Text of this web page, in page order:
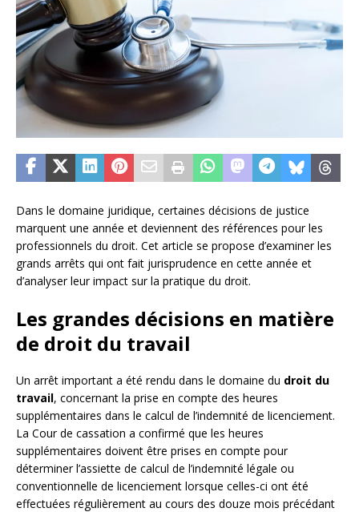
Dans le domaine juridique, certaines décisions de justice
marquent une année et deviennent des références pour les
professionnels du droit. Cet article se propose d’examiner les
grands arrêts qui ont fait jurisprudence en cette année et
d’analyser leur impact sur la pratique du droit.
Les grandes décisions en matière
de droit du travail
Un arrêt important a été rendu dans le domaine du droit du
travail, concernant la prise en compte des heures
supplémentaires dans le calcul de l’indemnité de licenciement.
La Cour de cassation a confirmé que les heures
supplémentaires doivent être prises en compte pour
déterminer l’assiette de calcul de l’indemnité légale ou
conventionnelle de licenciement lorsque celles-ci ont été
effectuées régulièrement au cours des douze mois précédant